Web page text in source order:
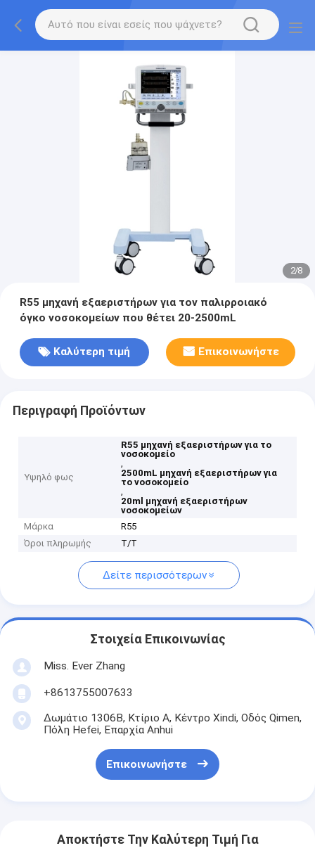
2/8
R55 μηχανή εξαεριστήρων για τον παλιρροιακό
όγκο νοσοκομείων που θέτει 20-2500mL
Καλύτερη τιμή Επικοινωνήστε
Περιγραφή Προϊόντων
Υψηλό φως
R55 μηχανή εξαεριστήρων για το
νοσοκομείο
,
2500mL μηχανή εξαεριστήρων για
το νοσοκομείο
,
20ml μηχανή εξαεριστήρων
νοσοκομείων
Μάρκα
R55
Όροι πληρωμής
T/T
Δείτε περισσότερων
Στοιχεία Επικοινωνίας
Miss. Ever Zhang
+8613755007633
Δωμάτιο 1306B, Κτίριο A, Κέντρο Xindi, Οδός Qimen,
Πόλη Hefei, Επαρχία Anhui
Επικοινωνήστε
Αποκτήστε Την Καλύτερη Τιμή Για